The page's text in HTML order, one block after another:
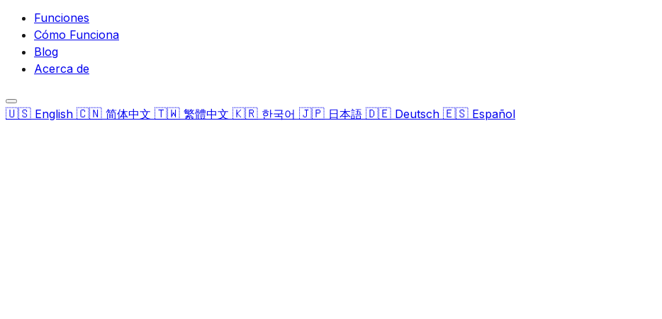
Funciones
Cómo Funciona
Blog
Acerca de
🇺🇸 English 🇨🇳 简体中文 🇹🇼 繁體中文 🇰🇷 한국어 🇯🇵 日本語 🇩🇪 Deutsch 🇪🇸 Español